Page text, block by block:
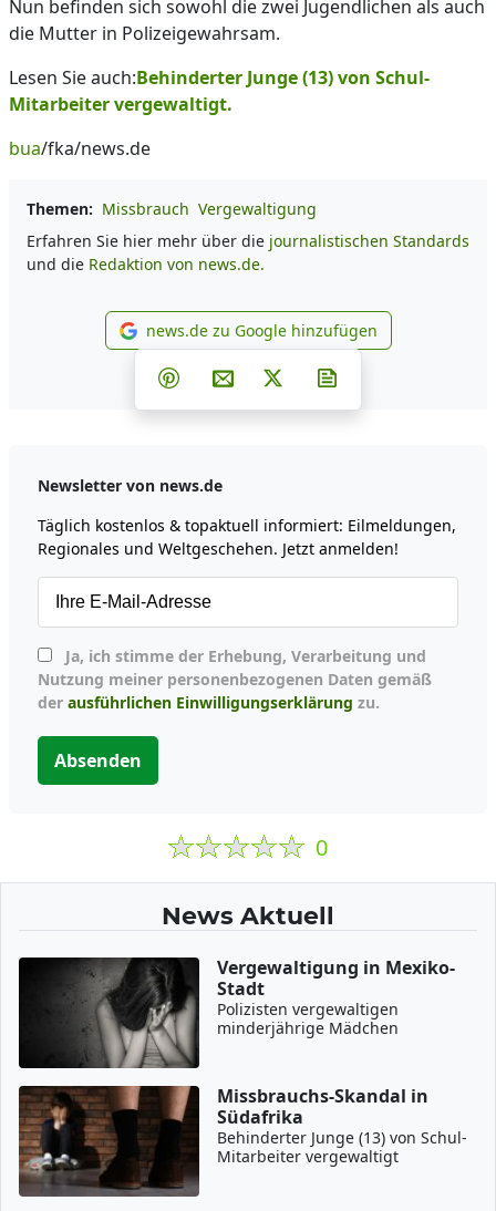
Nun befinden sich sowohl die zwei Jugendlichen als auch
die Mutter in Polizeigewahrsam.
Lesen Sie auch:Behinderter Junge (13) von Schul-
Mitarbeiter vergewaltigt.
bua/fka/news.de
Themen: Missbrauch Vergewaltigung
Erfahren Sie hier mehr über die journalistischen Standards
und die Redaktion von news.de.
news.de zu Google
news.de zu Google hinzufügen
Teilen auf Facebook
Teilen auf Whatsapp
Teilen auf Telegram
Teilen auf Pinterest
Per E-Mail teilen
Post auf X
Newsletter von news.de
Täglich kostenlos & topaktuell informiert: Eilmeldungen,
Regionales und Weltgeschehen. Jetzt anmelden!
Nutzung meiner personenbezogenen Daten gemäß
der ausführlichen Einwilligungserklärung zu.
Absenden
0
News Aktuell
Vergewaltigung in Mexiko-
Stadt
Polizisten vergewaltigen
minderjährige Mädchen
Missbrauchs-Skandal in
Südafrika
Behinderter Junge (13) von Schul-
Mitarbeiter vergewaltigt